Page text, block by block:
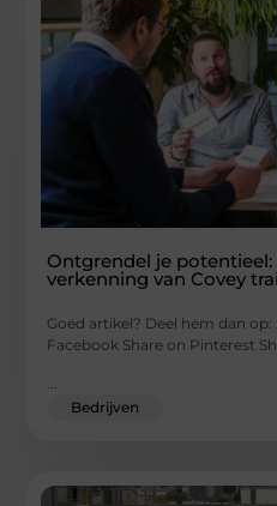
Ontgrendel je
verkenning van Covey
Goed artikel? Deel hem dan
Facebook Share on Pinterest
...
Bedrijven